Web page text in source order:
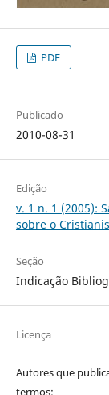
PDF
Publicado
2010-08-31
Edição
v. 1 n. 1 (2005):
sobre o
Seção
Indicação
Licença
Autores que
termos: